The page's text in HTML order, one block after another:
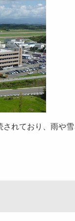
れており、雨や